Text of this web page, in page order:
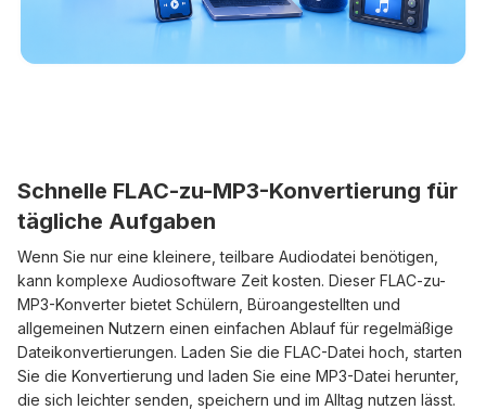
Schnelle FLAC-zu-MP3-Konvertierung für
tägliche Aufgaben
Wenn Sie nur eine kleinere, teilbare Audiodatei benötigen,
kann komplexe Audiosoftware Zeit kosten. Dieser FLAC-zu-
MP3-Konverter bietet Schülern, Büroangestellten und
allgemeinen Nutzern einen einfachen Ablauf für regelmäßige
Dateikonvertierungen. Laden Sie die FLAC-Datei hoch, starten
Sie die Konvertierung und laden Sie eine MP3-Datei herunter,
die sich leichter senden, speichern und im Alltag nutzen lässt.